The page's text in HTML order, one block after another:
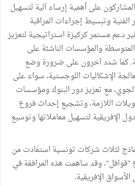
على أهمية إرساء آلية لتسهيل
وتبسيط إجراءات المراقبة
دعم مستمر كركيزة استراتيجية لتعزيز
والمؤسسات الناشئة على
كما شدد آخرون على ضرورة وضع
الإشكاليات اللوجستية، سواء على
مع تعزيز دور البنوك ومؤسسات
اللازمة، وتشجيع إحداث فروع
الإفريقية لتسهيل معاملاتها وتوسيع
لثلاث شركات تونسية استفادت من
"قوافل"، وقد ساهمت هذه المرافقة في
الإفريقية.